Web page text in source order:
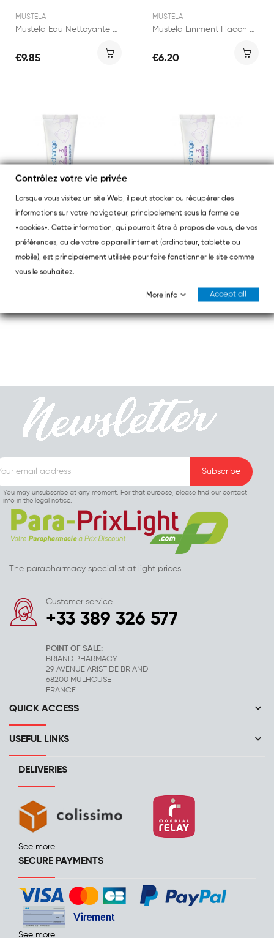
MUSTELA
Mustela Eau Nettoyante Sans Rinçage à l'Avocat...
€9.85
MUSTELA
Mustela Liniment Flacon 400ml
€6.20
€8.50
You may unsubscribe at any moment. For that purpose, please find our contact
info in the legal notice.
The parapharmacy specialist at light prices
Customer service
+33 389 326 577
POINT OF SALE:
BRIAND PHARMACY
29 AVENUE ARISTIDE BRIAND
68200 MULHOUSE
FRANCE
QUICK ACCESS keyboard_arrow_down
USEFUL LINKS keyboard_arrow_down
DELIVERIES
See more
SECURE PAYMENTS
See more
Contrôlez votre vie privée
Lorsque vous visitez un site Web, il peut stocker ou récupérer des
informations sur votre navigateur, principalement sous la forme de
«cookies». Cette information, qui pourrait être à propos de vous, de vos
préférences, ou de votre appareil internet (ordinateur, tablette ou
mobile), est principalement utilisée pour faire fonctionner le site comme
vous le souhaitez.
More info Accept all